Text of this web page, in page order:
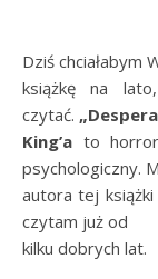
Dziś chciałabym
książkę na
czytać.
King’a to
psychologiczny.
autora tej książki
czytam już od
kilku dobrych lat.